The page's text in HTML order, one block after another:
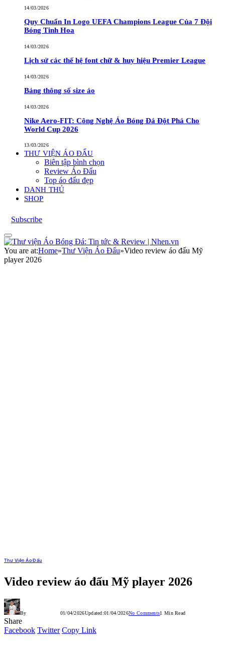
14/03/2026
Quy Chuẩn In Logo UEFA Champions League Của 7 Đội
Bóng Tinh Hoa
14/03/2026
Lịch sử các thế hệ font chữ & huy hiệu Premier League
14/03/2026
Bảng thông số size áo
14/03/2026
Nike Aero-FIT: Công Nghệ Áo Bóng Đá Đột Phá Cho
World Cup 2026
13/03/2026
THƯ VIỆN ÁO ĐẤU
Biên tập bình chọn
Review Áo Đấu
Top áo đấu đẹp
DANH THỦ
SHOP
Subscribe
You are at:Home»Thư Viện Áo Đấu»Video review áo đấu Mỹ
player 2026
Thư Viện Áo Đấu
Video review áo đấu Mỹ player 2026
By 01/04/2026Updated:01/04/2026No Comments1 Min Read
Share
Facebook Twitter Copy Link